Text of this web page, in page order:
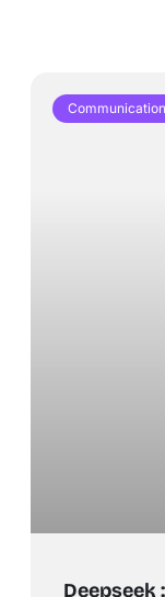
Communication
Deepseek